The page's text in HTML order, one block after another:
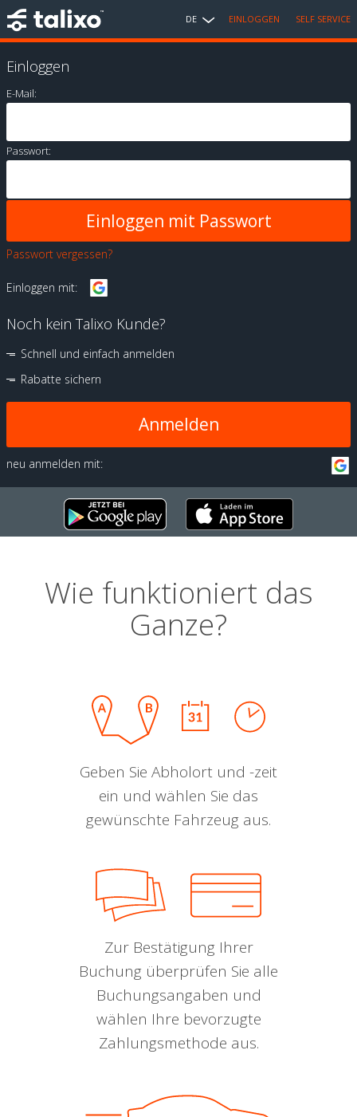
DE EINLOGGEN SELF SERVICE
Einloggen
E-Mail:
Passwort:
Passwort vergessen?
Einloggen mit:
Noch kein Talixo Kunde?
Schnell und einfach anmelden
Rabatte sichern
Anmelden
neu anmelden mit:
Wie funktioniert das
Ganze?
Geben Sie Abholort und -zeit
ein und wählen Sie das
gewünschte Fahrzeug aus.
Zur Bestätigung Ihrer
Buchung überprüfen Sie alle
Buchungsangaben und
wählen Ihre bevorzugte
Zahlungsmethode aus.